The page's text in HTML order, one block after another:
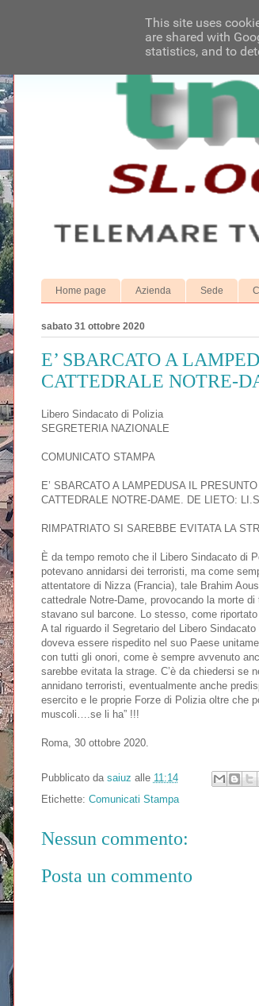
Home page Azienda Sede
sabato 31 ottobre 2020
E’ SBARCATO A
CATTEDRALE NOTRE-
Libero Sindacato di Polizia
SEGRETERIA NAZIONALE
COMUNICATO STAMPA
E’ SBARCATO A LAMPEDUSA IL
CATTEDRALE NOTRE-DAME. DE LIETO:
RIMPATRIATO SI SAREBBE EVITATA LA
È da tempo remoto che il Libero Sindacato di
potevano annidarsi dei terroristi, ma come
attentatore di Nizza (Francia), tale Brahim
cattedrale Notre-Dame, provocando la morte
stavano sul barcone. Lo stesso, come
A tal riguardo il Segretario del Libero
doveva essere rispedito nel suo Paese
con tutti gli onori, come è sempre avvenuto
sarebbe evitata la strage. C’è da chiedersi se
annidano terroristi, eventualmente anche
esercito e le proprie Forze di Polizia oltre che
muscoli….se li ha” !!!
Roma, 30 ottobre 2020.
Pubblicato da saiuz alle 11:14
Etichette: Comunicati Stampa
Nessun commento:
Posta un commento
This site uses
are shared with
statistics, and to